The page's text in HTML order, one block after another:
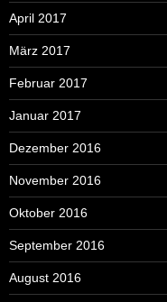
April 2017
März 2017
Februar 2017
Januar 2017
Dezember 2016
November 2016
Oktober 2016
September 2016
August 2016